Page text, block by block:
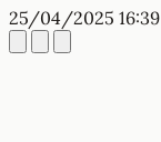
25/04/2025 16:39